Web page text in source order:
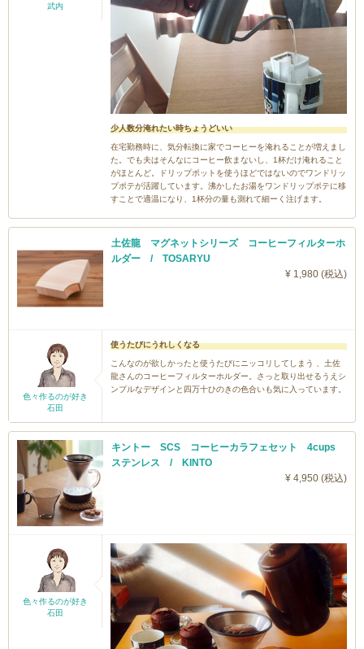
武内
少人数分淹れたい時ちょうどいい
在宅勤務時に、気分転換に家でコーヒーを淹れることが増えまし
た。でも夫はそんなにコーヒー飲まないし、1杯だけ淹れること
がほとんど。ドリップポットを使うほどではないのでワンドリッ
プポテが活躍しています。沸かしたお湯をワンドリップポテに移
すことで適温になり、1杯分の量も測れて細ーく注げます。
土佐龍 マグネットシリーズ コーヒーフィルターホ
ルダー / TOSARYU
¥ 1,980 (税込)
色々作るのが好き
石田
使うたびにうれしくなる
こんなのが欲しかったと使うたびにニッコリしてしまう 、土佐
龍さんのコーヒーフィルターホルダー。さっと取り出せるうえシ
ンプルなデザインと四万十ひのきの色合いも気に入っています。
キントー SCS コーヒーカラフェセット 4cups
ステンレス / KINTO
¥ 4,950 (税込)
色々作るのが好き
石田